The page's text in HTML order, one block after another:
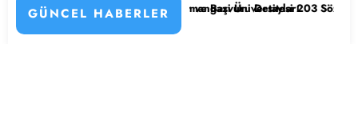
GÜNCEL HABERLER
Kadrolar, Şehirler ve Başvuru Detayları
Eskişehir Osmangazi Üniversitesi 203 Sözleşmeli Personel